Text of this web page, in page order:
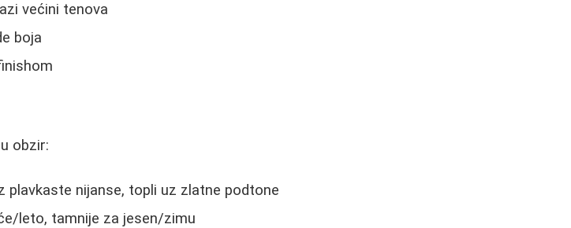
većini tenova
boja
obzir:
plavkaste nijanse, topli uz zlatne podtone
leto, tamnije za jesen/zimu